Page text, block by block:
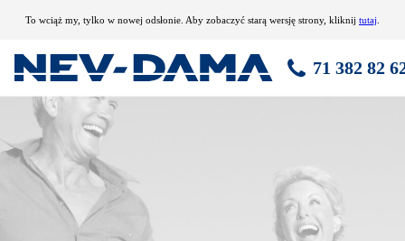
To wciąż my, tylko w nowej odsłonie. Aby zobaczyć starą wersję strony, kliknij tutaj
71 382 82